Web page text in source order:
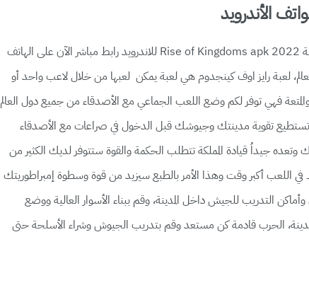
الكثير من المهارات التي ستكتشفها بالتأكيد حال تحميل لعبة Rise of Kingdoms apk 2022 للاندرويد رابط مباشر الآن على الهاتف
لعبة رايز اوف كينجدوم هي لعبة يمكن لعبها من خلال لاعب واحد أو
فهي توفر لكم وضع اللعب الجماعي مع الأصدقاء من جميع دول العالم
تستطيع تقوية مدينتك وجيوشك قبل الدخول في صراعات مع الأصدقاء
جيداُ قيادة المملكة تتطلب الحكمة والقوة ستتوفر لديك الكثير من
اللعب أكبر وقت وهذا الأمر بالطبع سيزيد من قوة وسطوة إمبراطوريتك
التدريب للجيش داخل المدينة، وقم ببناء الأسوار العالية ووضع
الحرب قادمة كن مستعد وقم بتدريب الجيوش وشراء الأسلحة حتى